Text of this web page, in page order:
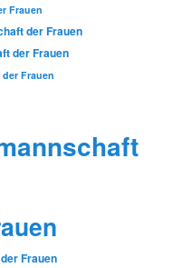
Frauen
der Frauen
der Frauen
Frauen
Frauen